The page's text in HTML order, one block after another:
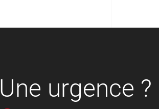
Une urgence ?